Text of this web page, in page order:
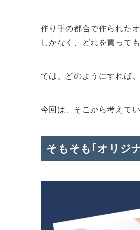
作り手の都合で作られた
しかなく、どれを買って
では、どのようにすれば
今回は、そこから考えて
そもそも｢オリジ